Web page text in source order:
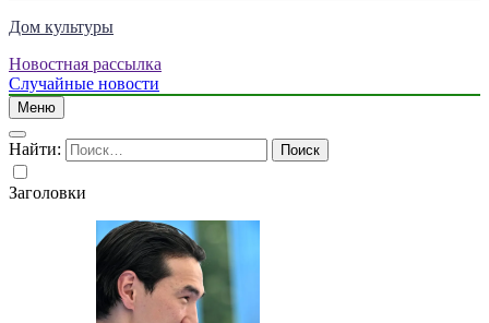
Дом культуры
Just another WordPress site
Новостная рассылка
Случайные новости
Меню
Найти:
Заголовки